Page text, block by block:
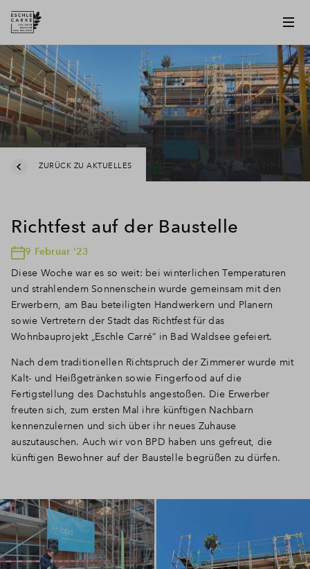
ZURÜCK ZU AKTUELLES
Richtfest auf der Baustelle
9 Februar '23
Diese Woche war es so weit: bei winterlichen Temperaturen
und strahlendem Sonnenschein wurde gemeinsam mit den
Erwerbern, am Bau beteiligten Handwerkern und Planern
sowie Vertretern der Stadt das Richtfest für das
Wohnbauprojekt „Eschle Carré“ in Bad Waldsee gefeiert.
Nach dem traditionellen Richtspruch der Zimmerer wurde mit
Kalt- und Heißgetränken sowie Fingerfood auf die
Fertigstellung des Dachstuhls angestoßen. Die Erwerber
freuten sich, zum ersten Mal ihre künftigen Nachbarn
kennenzulernen und sich über ihr neues Zuhause
auszutauschen. Auch wir von BPD haben uns gefreut, die
künftigen Bewohner auf der Baustelle begrüßen zu dürfen.